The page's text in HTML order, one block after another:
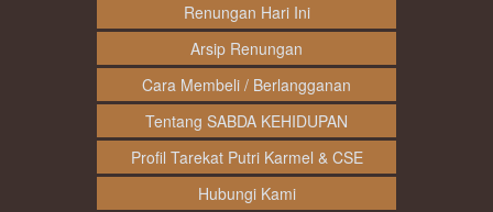
Renungan Hari Ini
Arsip Renungan
Cara Membeli / Berlangganan
Tentang SABDA KEHIDUPAN
Profil Tarekat Putri Karmel & CSE
Hubungi Kami